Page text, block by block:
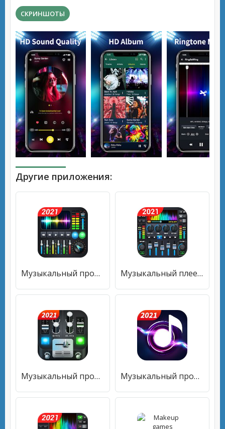
СКРИНШОТЫ
Другие приложения:
Музыкальный проигрыватель - 10-полосный эквалайзер Музыкальный плеер-10-полосный эквалайзер MP3-плеер
Музыкальный проигрыватель - Аудиоплей Музыкальный проигрыватель - Красочная те